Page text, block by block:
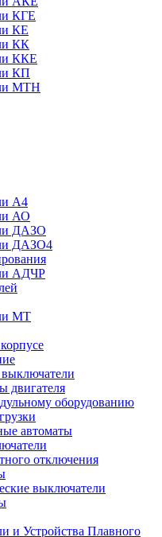
КГЕ
КЕ
КК
ККЕ
КП
МТН
А4
АО
ДАЗО
ДАЗО4
АДЧР
МТ
двигателя
оборудованию
автоматы
отключения
выключатели